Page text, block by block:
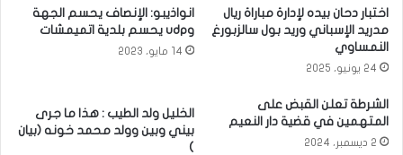
اختبار دحان بيده لإدارة مباراة ريال
مدريد الإسباني وريد بول سالزبورغ
النمساوي
24 يونيو، 2025
انواذيبو: الإنصاف يحسم الجهة
وudp يحسم بلدية اتميمشات
14 مايو، 2023
الشرطة تعلن القبض على
المتهمين في قضية دار النعيم
2 ديسمبر، 2024
الخليل ولد الطيب : هذا ما جرى
بيني وبين وولد محمد خونه (بيان
)